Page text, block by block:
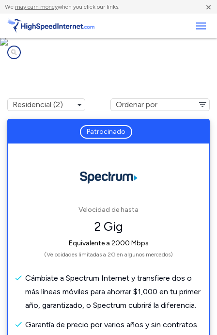
We may earn moneywhen you click our links. ×
Patrocinado
Velocidad de hasta
2 Gig
Equivalente a 2000 Mbps
(Velocidades limitadas a 2G en algunos mercados)
Cámbiate a Spectrum Internet y transfiere dos o
más líneas móviles para ahorrar $1,000 en tu primer
año, garantizado, o Spectrum cubrirá la diferencia.
Garantía de precio por varios años y sin contratos.